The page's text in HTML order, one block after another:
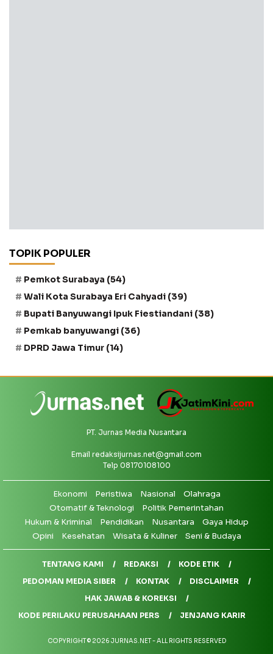
TOPIK POPULER
Pemkot Surabaya (54)
Wali Kota Surabaya Eri Cahyadi (39)
Bupati Banyuwangi Ipuk Fiestiandani (38)
Pemkab banyuwangi (36)
DPRD Jawa Timur (14)
PT. Jurnas Media Nusantara
Email redaksijurnas.net@gmail.com
Telp 08170108100
Ekonomi Peristiwa Nasional
Olahraga
Otomatif & Teknologi
Politik Pemerintahan
Hukum & Kriminal
Pendidikan Nusantara
Gaya Hidup
Opini
Kesehatan Wisata & Kuliner Seni & Budaya
TENTANG KAMI REDAKSI
KODE ETIK
PEDOMAN MEDIA SIBER
KONTAK
DISCLAIMER
HAK JAWAB & KOREKSI
KODE PERILAKU PERUSAHAAN PERS
JENJANG KARIR
COPYRIGHT © 2026 JURNAS.NET - ALL RIGHTS RESERVED